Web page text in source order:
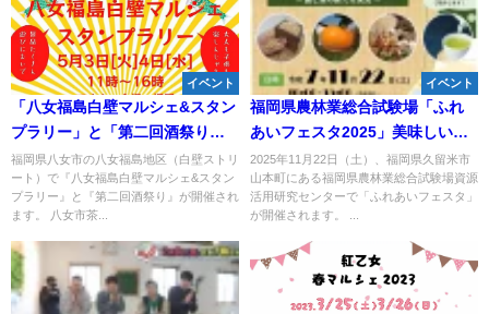
イベント
「八女福島白壁マルシェ&スタン
プラリー」と「第二回酒祭り」
が開催されるみたい。5月3日、4
日
福岡県八女市の八女福島地区（白壁ストリ
ート）で『八女福島白壁マルシェ&スタン
プラリー』と『第二回酒祭り』が開催され
ます。 八女市茶...
イベント
福岡県農林業総合試験場「ふれ
あいフェスタ2025」美味しい楽
しい体験イベントが盛りだくさ
ん！
2025年11月22日（土）、福岡県久留米市
山本町にある福岡県農林業総合試験場資源
活用研究センターで「ふれあいフェスタ」
が開催されます。 ...